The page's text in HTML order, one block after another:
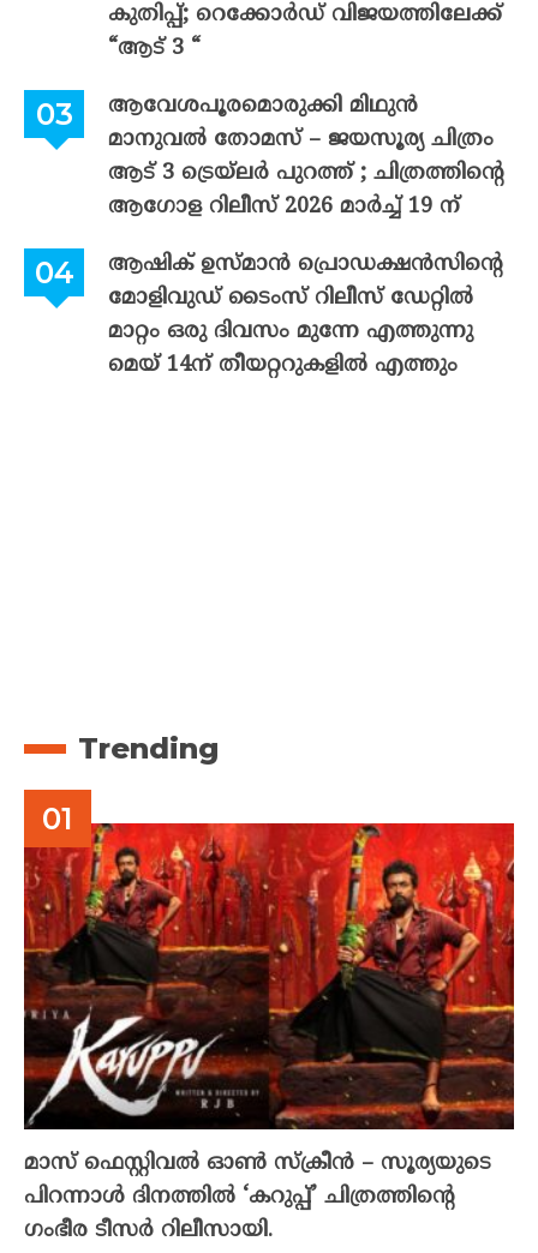
കുതിപ്പ്; റെക്കോർഡ് വിജയത്തിലേക്ക്
“ആട് 3 “
ആവേശപൂരമൊരുക്കി മിഥുൻ
മാനുവൽ തോമസ് – ജയസൂര്യ ചിത്രം
ആട് 3 ട്രെയ്‌ലർ പുറത്ത് ; ചിത്രത്തിന്റെ
ആഗോള റിലീസ് 2026 മാർച്ച് 19 ന്
ആഷിക് ഉസ്മാൻ പ്രൊഡക്ഷൻസിന്റെ
മോളിവുഡ് ടൈംസ് റിലീസ് ഡേറ്റിൽ
മാറ്റം ഒരു ദിവസം മുന്നേ എത്തുന്നു
മെയ് 14ന് തീയറ്ററുകളിൽ എത്തും
Trending
മാസ് ഫെസ്റ്റിവൽ ഓൺ സ്‌ക്രീൻ – സൂര്യയുടെ
പിറന്നാൾ ദിനത്തിൽ ‘കറുപ്പ്’ ചിത്രത്തിന്റെ
ഗംഭീര ടീസർ റിലീസായി.